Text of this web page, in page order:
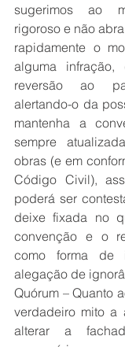
sugerimos ao
rigoroso e não
rapidamente o
alguma
reversão ao
alertando-o da
mantenha a
sempre
obras (e em
Código Civil),
poderá ser
deixe fixada no
convenção e o
como forma de
alegação de
Quórum – Quanto
verdadeiro mito a
alterar a